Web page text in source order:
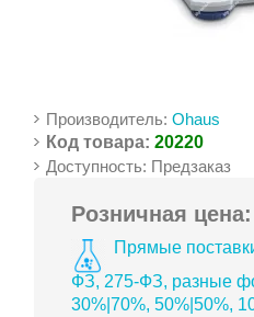
Производитель:Ohaus
Код товара: 20220
Доступность: Предзаказ
Розничная цена:
Прямые
ФЗ, 275-ФЗ, разные
30%|70%, 50%|50%,